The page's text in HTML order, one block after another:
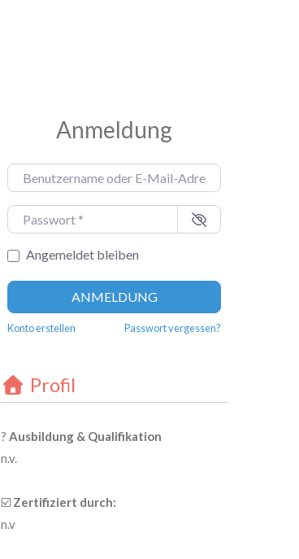
Anmeldung
Benutzername oder E-Mail-Adresse
Passwort
Angemeldet bleiben
ANMELDUNG
Konto erstellen Passwort vergessen?
Profil
?Ausbildung & Qualifikation
n.v.
☑️ Zertifiziert durch:
n.v